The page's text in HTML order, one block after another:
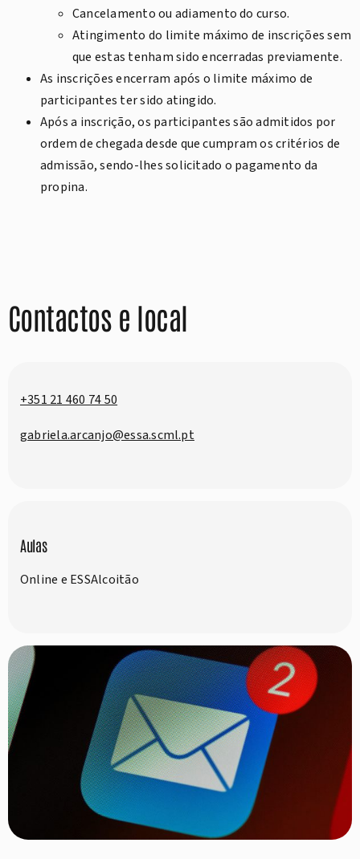
Cancelamento ou adiamento do curso.
Atingimento do limite máximo de inscrições sem
que estas tenham sido encerradas previamente.
As inscrições encerram após o limite máximo de
participantes ter sido atingido.
Após a inscrição, os participantes são admitidos por
ordem de chegada desde que cumpram os critérios de
admissão, sendo-lhes solicitado o pagamento da
propina.
Contactos e local
+351 21 460 74 50
gabriela.arcanjo@essa.scml.pt
Aulas
Online e ESSAlcoitão